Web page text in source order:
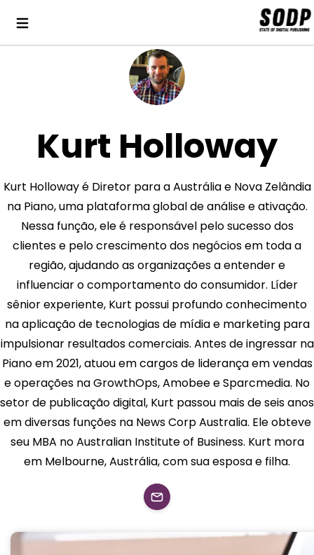
Kurt Holloway
Kurt Holloway é Diretor para a Austrália e Nova Zelândia
na Piano, uma plataforma global de análise e ativação.
Nessa função, ele é responsável pelo sucesso dos
clientes e pelo crescimento dos negócios em toda a
região, ajudando as organizações a entender e
influenciar o comportamento do consumidor. Líder
sênior experiente, Kurt possui profundo conhecimento
na aplicação de tecnologias de mídia e marketing para
impulsionar resultados comerciais. Antes de ingressar na
Piano em 2021, atuou em cargos de liderança em vendas
e operações na GrowthOps, Amobee e Sparcmedia. No
setor de publicação digital, Kurt passou mais de seis anos
em diversas funções na News Corp Australia. Ele obteve
seu MBA no Australian Institute of Business. Kurt mora
em Melbourne, Austrália, com sua esposa e filha.